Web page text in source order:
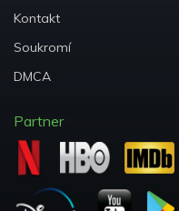
Kontakt
Soukromí
DMCA
Partner